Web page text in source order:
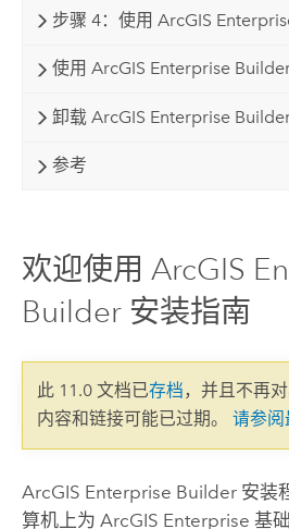
步骤 4：使用 ArcGIS
使用 ArcGIS Enterprise
卸载 ArcGIS Enterprise
参考
欢迎使用 ArcGIS
Builder 安装指南
此 11.0 文档已存档，并且不再
内容和链接可能已过期。 请参阅
ArcGIS Enterprise Builder 安装
算机上为 ArcGIS Enterprise 基